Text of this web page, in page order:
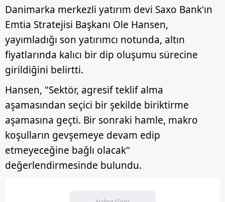
Danimarka merkezli yatırım devi Saxo Bank'ın
Emtia Stratejisi Başkanı Ole Hansen,
yayımladığı son yatırımcı notunda, altın
fiyatlarında kalıcı bir dip oluşumu sürecine
girildiğini belirtti.
Hansen, "Sektör, agresif teklif alma
aşamasından seçici bir şekilde biriktirme
aşamasına geçti. Bir sonraki hamle, makro
koşulların gevşemeye devam edip
etmeyeceğine bağlı olacak"
değerlendirmesinde bulundu.